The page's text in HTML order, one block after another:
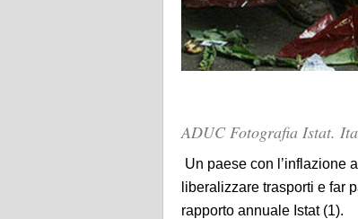
ADUC Fotografia Istat.
Un paese con l’inflazione
liberalizzare trasporti e far
rapporto annuale Istat (1).